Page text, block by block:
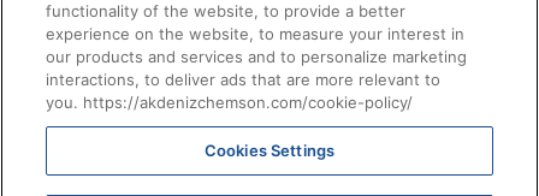
@ 2025, Akdeniz Chemson. Todos os direitos reservados.
Termos e condições|Política de cookies| Política de
privacidade| Declaração de exoneração de responsabilidade
functionality of the website, to provide a better
experience on the website, to measure your interest in
our products and services and to personalize marketing
interactions, to deliver ads that are more relevant to
you. https://akdenizchemson.com/cookie-policy/
Cookies Settings